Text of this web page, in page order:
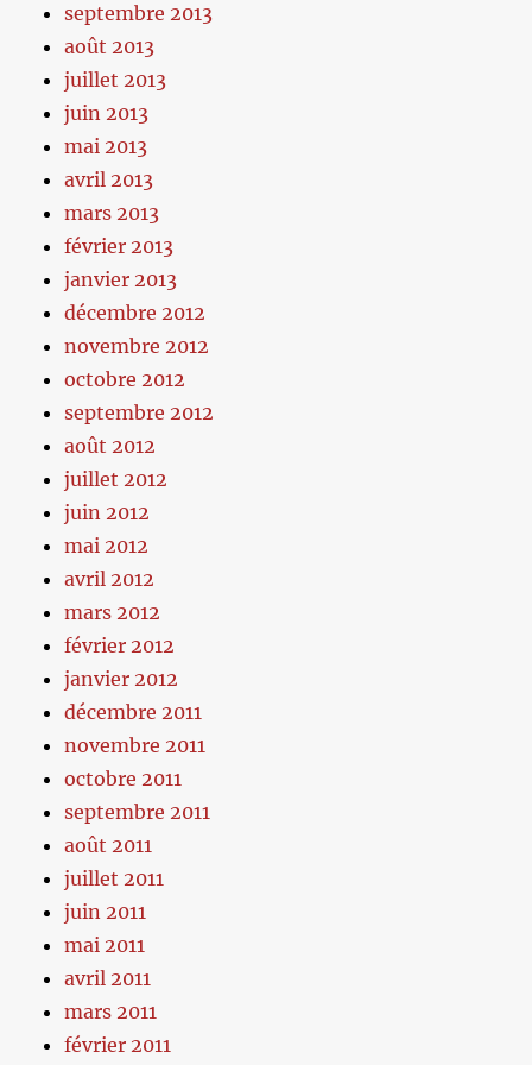
septembre 2013
août 2013
juillet 2013
juin 2013
mai 2013
avril 2013
mars 2013
février 2013
janvier 2013
décembre 2012
novembre 2012
octobre 2012
septembre 2012
août 2012
juillet 2012
juin 2012
mai 2012
avril 2012
mars 2012
février 2012
janvier 2012
décembre 2011
novembre 2011
octobre 2011
septembre 2011
août 2011
juillet 2011
juin 2011
mai 2011
avril 2011
mars 2011
février 2011